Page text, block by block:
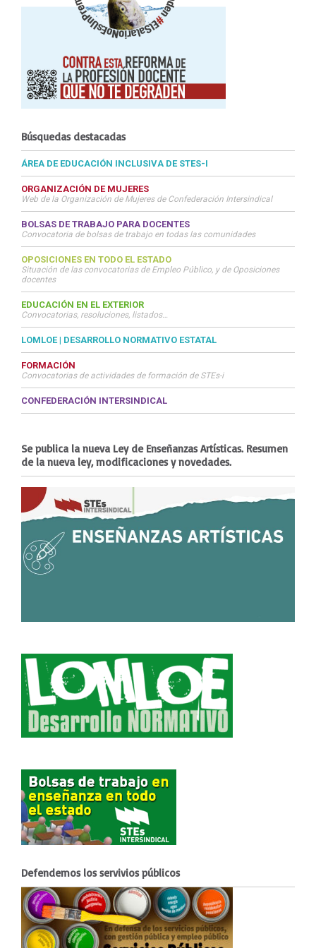
Búsquedas destacadas
ÁREA DE EDUCACIÓN INCLUSIVA DE STES-I
ORGANIZACIÓN DE MUJERES
Web de la Organización de Mujeres de Confederación Intersindical
BOLSAS DE TRABAJO PARA DOCENTES
Convocatoria de bolsas de trabajo en todas las comunidades
OPOSICIONES EN TODO EL ESTADO
Situación de las convocatorias de Empleo Público, y de Oposiciones
docentes
EDUCACIÓN EN EL EXTERIOR
Convocatorias, resoluciones, listados…
LOMLOE | DESARROLLO NORMATIVO ESTATAL
FORMACIÓN
Convocatorias de actividades de formación de STEs-i
CONFEDERACIÓN INTERSINDICAL
Se publica la nueva Ley de Enseñanzas Artísticas. Resumen
de la nueva ley, modificaciones y novedades.
Defendemos los servivios públicos